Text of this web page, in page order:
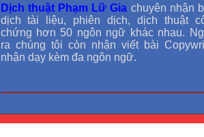
Dịch thuật Phạm Lữ Gia chuyên nhận
dịch tài liệu, phiên dịch, dịch thuật
chứng hơn 50 ngôn ngữ khác nhau.
ra chúng tôi còn nhận viết bài
nhận dạy kèm đa ngôn ngữ.